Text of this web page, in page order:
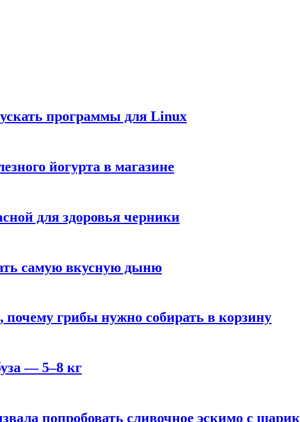
программы для Linux
йогурта в магазине
для здоровья черники
самую вкусную дыню
грибы нужно собирать в корзину
— 5–8 кг
попробовать сливочное эскимо с